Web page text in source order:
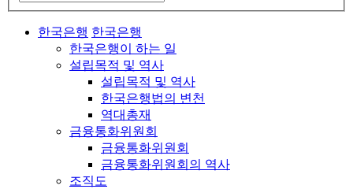
한국은행 한국은행
한국은행이 하는 일
설립목적 및 역사
설립목적 및 역사
한국은행법의 변천
역대총재
금융통화위원회
금융통화위원회
금융통화위원회의 역사
조직도